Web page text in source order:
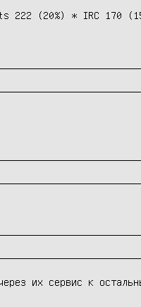
222 (20%) * IRC 170
их сервис к